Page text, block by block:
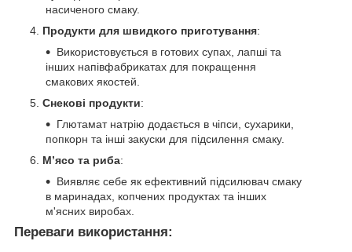
насиченого смаку.
Продукти для швидкого приготування:
Використовується в готових супах, лапші та
інших напівфабрикатах для покращення
смакових якостей.
Снекові продукти:
Глютамат натрію додається в чіпси, сухарики,
попкорн та інші закуски для підсилення смаку.
М’ясо та риба:
Виявляє себе як ефективний підсилювач смаку
в маринадах, копчених продуктах та інших
м'ясних виробах.
Переваги використання: